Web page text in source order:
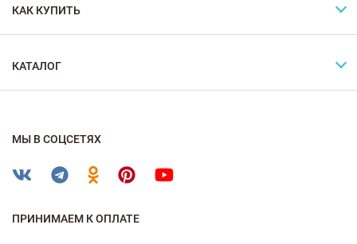
КАК КУПИТЬ
КАТАЛОГ
МЫ В СОЦСЕТЯХ
ПРИНИМАЕМ К ОПЛАТЕ